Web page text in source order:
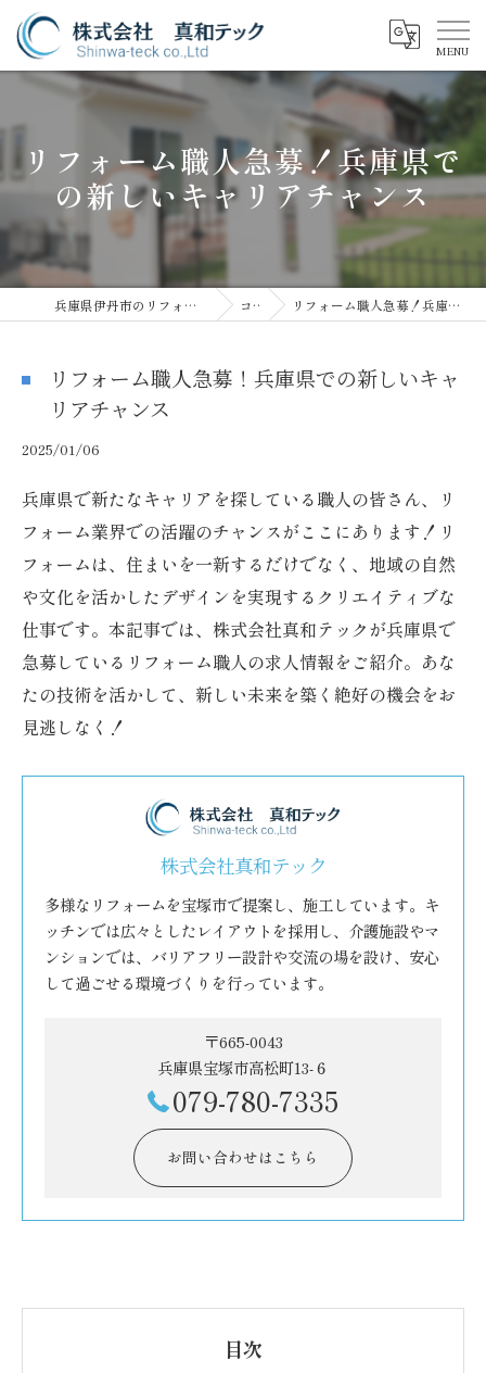
リフォーム職人急募！兵庫県で
の新しいキャリアチャンス
兵庫県伊丹市のリフォームなら株式会社真和テック コラム リフォーム職人急募！兵庫県での新しいキャリアチャンス
リフォーム職人急募！兵庫県での新しいキャ
リアチャンス
2025/01/06
兵庫県で新たなキャリアを探している職人の皆さん、リ
フォーム業界での活躍のチャンスがここにあります！リ
フォームは、住まいを一新するだけでなく、地域の自然
や文化を活かしたデザインを実現するクリエイティブな
仕事です。本記事では、株式会社真和テックが兵庫県で
急募しているリフォーム職人の求人情報をご紹介。あな
たの技術を活かして、新しい未来を築く絶好の機会をお
見逃しなく！
株式会社真和テック
多様なリフォームを宝塚市で提案し、施工しています。キ
ッチンでは広々としたレイアウトを採用し、介護施設やマ
ンションでは、バリアフリー設計や交流の場を設け、安心
して過ごせる環境づくりを行っています。
〒665-0043
兵庫県宝塚市高松町13-６
079-780-7335
お問い合わせはこちら
目次